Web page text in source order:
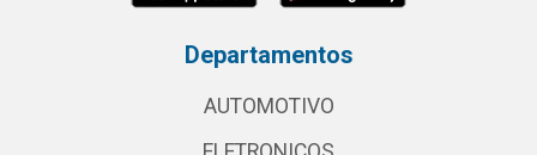
Departamentos
AUTOMOTIVO